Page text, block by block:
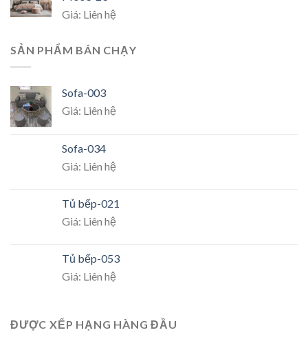
Giá: Liên hệ
SẢN PHẨM BÁN CHẠY
Sofa-003
Giá: Liên hệ
Sofa-034
Giá: Liên hệ
Tủ bếp-021
Giá: Liên hệ
Tủ bếp-053
Giá: Liên hệ
ĐƯỢC XẾP HẠNG HÀNG ĐẦU